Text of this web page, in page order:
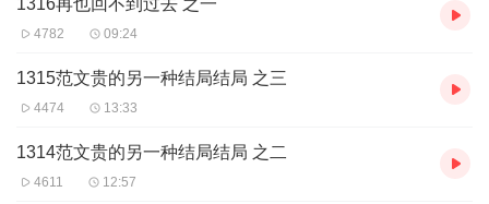
1316再也回不到过去 之一
4782 09:24
1315范文贵的另一种结局结局 之三
4474 13:33
1314范文贵的另一种结局结局 之二
4611 12:57